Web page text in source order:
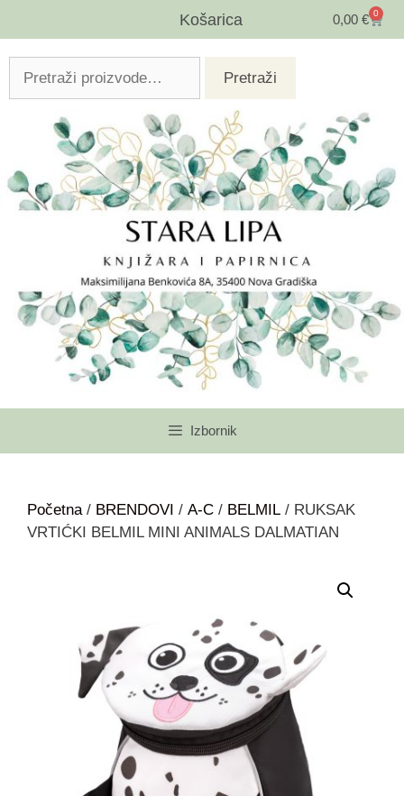
Košarica 0,00 € 0
Pretraži
Izbornik
Početna/ BRENDOVI / A-C / BELMIL / RUKSAK
VRTIĆKI BELMIL MINI ANIMALS DALMATIAN